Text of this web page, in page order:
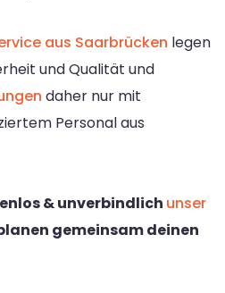
aus Saarbrücken legen
und Qualität und
daher nur mit
Personal aus
& unverbindlich unser
gemeinsam deinen